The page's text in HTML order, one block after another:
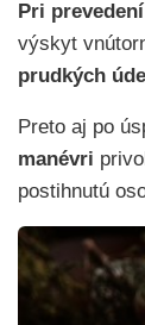
Pri
výskyt
prudkých
Preto aj po
manévri
postihnutú